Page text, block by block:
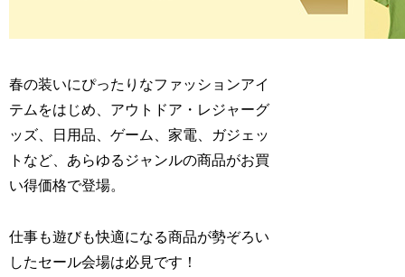
春の装いにぴったりなファッションアイ
テムをはじめ、アウトドア・レジャーグ
ッズ、日用品、ゲーム、家電、ガジェッ
トなど、あらゆるジャンルの商品がお買
い得価格で登場。
仕事も遊びも快適になる商品が勢ぞろい
したセール会場は必見です！